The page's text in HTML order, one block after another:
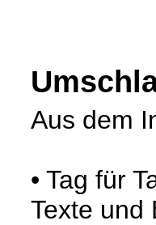
Aus dem
• Tag für
Texte und